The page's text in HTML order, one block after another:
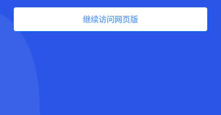
继续访问网页版